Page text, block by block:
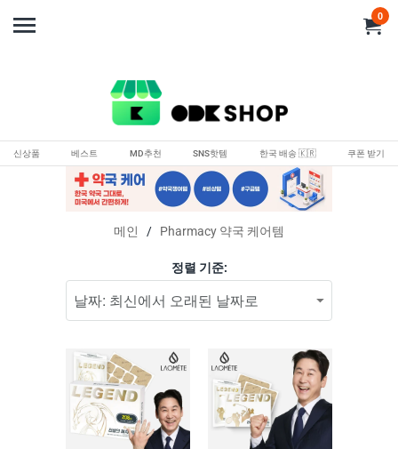
0
신상품 베스트 MD추천 SNS핫템 한국 배송 🇰🇷 쿠폰 받기
메인 / Pharmacy 약국 케어템
정렬 기준: